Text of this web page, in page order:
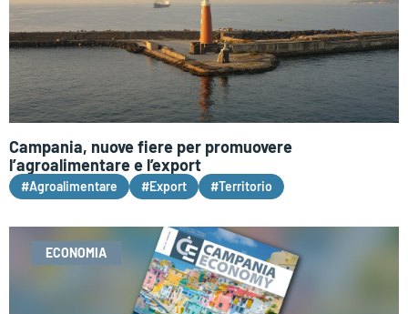
Campania, nuove fiere per promuovere
l’agroalimentare e l’export
#Agroalimentare #Export #Territorio
ECONOMIA